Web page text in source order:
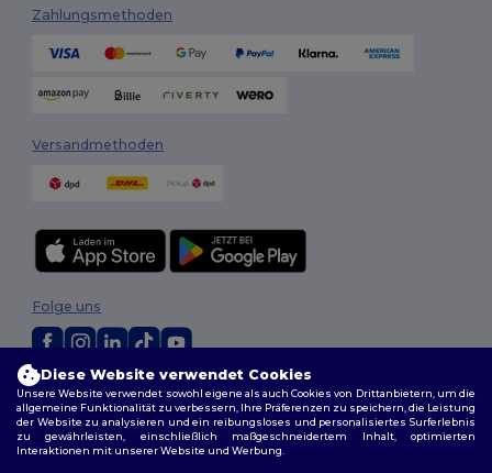
Zahlungsmethoden
Versandmethoden
2026. Alle Rechte vorbehalten
Allgemeine Geschäftsbedingungen|Personalisierungsrichtlinien|
Datenschutzbestimmungen| Cookie-Richtlinie |Site Map
Folge uns
Diese Website verwendet Cookies
Unsere Website verwendet sowohl eigene als auch Cookies von Drittanbietern, um die
allgemeine Funktionalität zu verbessern, Ihre Präferenzen zu speichern, die Leistung
der Website zu analysieren und ein reibungsloses und personalisiertes Surferlebnis
zu gewährleisten, einschließlich maßgeschneidertem Inhalt, optimierten
Interaktionen mit unserer Website und Werbung.